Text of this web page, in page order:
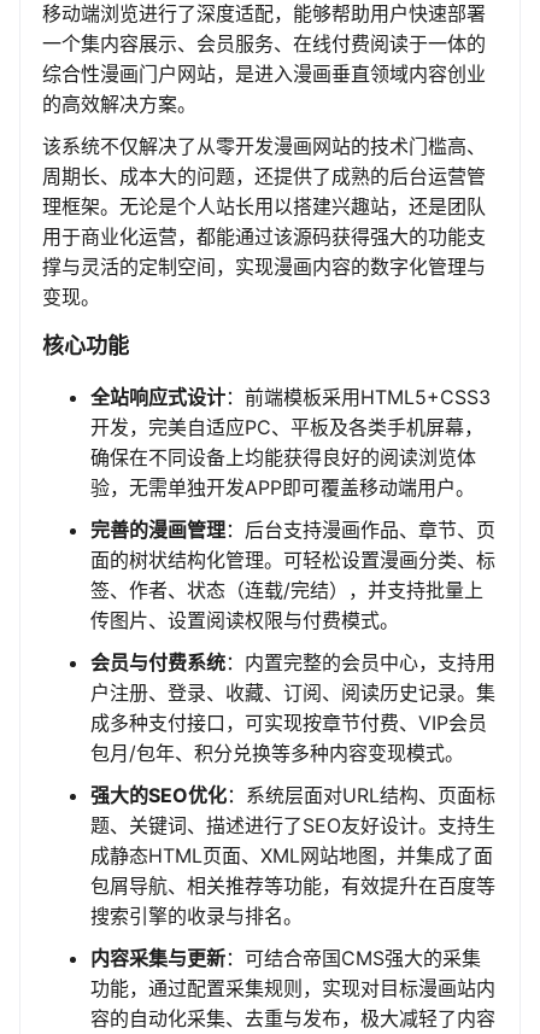
移动端浏览进行了深度适配，能够帮助用户快速部署
一个集内容展示、会员服务、在线付费阅读于一体的
综合性漫画门户网站，是进入漫画垂直领域内容创业
的高效解决方案。
该系统不仅解决了从零开发漫画网站的技术门槛高、
周期长、成本大的问题，还提供了成熟的后台运营管
理框架。无论是个人站长用以搭建兴趣站，还是团队
用于商业化运营，都能通过该源码获得强大的功能支
撑与灵活的定制空间，实现漫画内容的数字化管理与
变现。
核心功能
全站响应式设计：前端模板采用HTML5+CSS3
开发，完美自适应PC、平板及各类手机屏幕，
确保在不同设备上均能获得良好的阅读浏览体
验，无需单独开发APP即可覆盖移动端用户。
完善的漫画管理：后台支持漫画作品、章节、页
面的树状结构化管理。可轻松设置漫画分类、标
签、作者、状态（连载/完结），并支持批量上
传图片、设置阅读权限与付费模式。
会员与付费系统：内置完整的会员中心，支持用
户注册、登录、收藏、订阅、阅读历史记录。集
成多种支付接口，可实现按章节付费、VIP会员
包月/包年、积分兑换等多种内容变现模式。
强大的SEO优化：系统层面对URL结构、页面标
题、关键词、描述进行了SEO友好设计。支持生
成静态HTML页面、XML网站地图，并集成了面
包屑导航、相关推荐等功能，有效提升在百度等
搜索引擎的收录与排名。
内容采集与更新：可结合帝国CMS强大的采集
功能，通过配置采集规则，实现对目标漫画站内
容的自动化采集、去重与发布，极大减轻了内容